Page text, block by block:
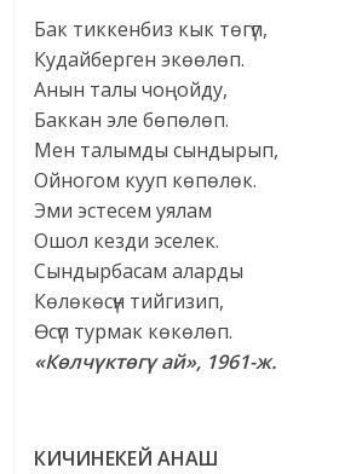
Бак тиккенбиз кык төгүп,
Кудайберген экөөлөп.
Анын талы чоңойду,
Баккан эле бөпөлөп.
Мен талымды сындырып,
Ойногом кууп көпөлөк.
Эми эстесем уялам
Ошол кезди эселек.
Сындырбасам аларды
Көлөкөсүн тийгизип,
Өсүп турмак көкөлөп.
«Көлчүктөгү ай», 1961-ж.
КИЧИНЕКЕЙ АНАШ